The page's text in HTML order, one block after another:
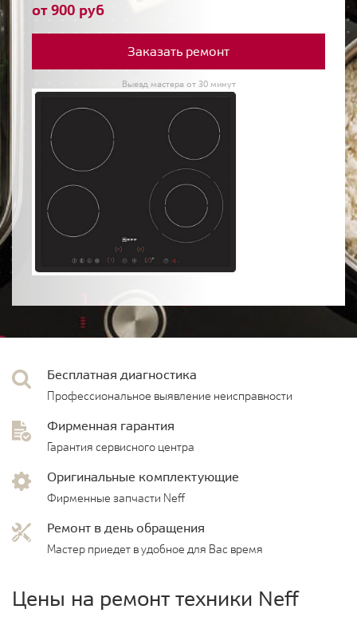
от 900 руб
Заказать ремонт
Выезд мастера от 30 минут
Бесплатная диагностика
Профессиональное выявление неисправности
Фирменная гарантия
Гарантия сервисного центра
Оригинальные комплектующие
Фирменные запчасти Neff
Ремонт в день обращения
Мастер приедет в удобное для Вас время
Цены на ремонт техники Neff